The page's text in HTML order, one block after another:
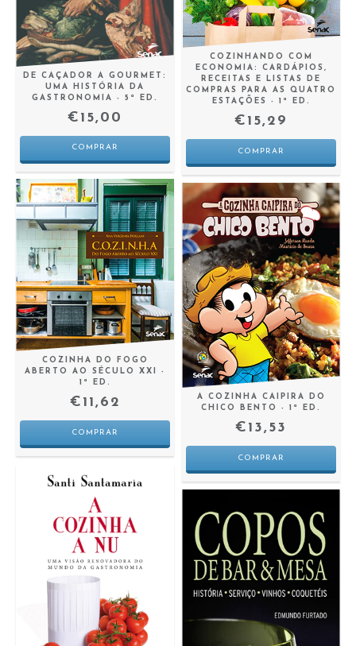
DE CAÇADOR A GOURMET:
UMA HISTÓRIA DA
GASTRONOMIA - 5ª ED.
€15,00
COZINHANDO COM
ECONOMIA: CARDÁPIOS,
RECEITAS E LISTAS DE
COMPRAS PARA AS QUATRO
ESTAÇÕES - 1ª ED.
€15,29
COZINHA DO FOGO
ABERTO AO SÉCULO XXI -
1ª ED.
€11,62
A COZINHA CAIPIRA DO
CHICO BENTO - 1ª ED.
€13,53